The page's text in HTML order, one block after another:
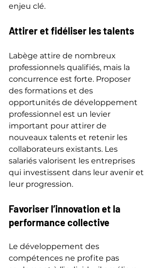
enjeu clé.
Attirer et fidéliser les talents
Labège attire de nombreux
professionnels qualifiés, mais la
concurrence est forte. Proposer
des formations et des
opportunités de développement
professionnel est un levier
important pour attirer de
nouveaux talents et retenir les
collaborateurs existants. Les
salariés valorisent les entreprises
qui investissent dans leur avenir et
leur progression.
Favoriser l’innovation et la
performance collective
Le développement des
compétences ne profite pas